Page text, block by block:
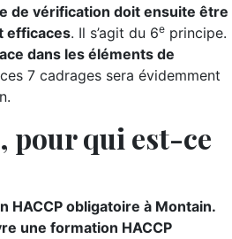
de vérification doit ensuite être
efficaces. Il s’agit du 6e principe.
dans les éléments de
7 cadrages sera évidemment
pour qui est-ce
HACCP obligatoire à Montain.
une formation HACCP